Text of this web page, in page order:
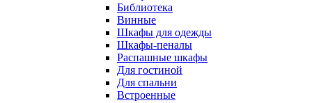
Библиотека
Винные
Шкафы для одежды
Шкафы-пеналы
Распашные шкафы
Для гостиной
Для спальни
Встроенные